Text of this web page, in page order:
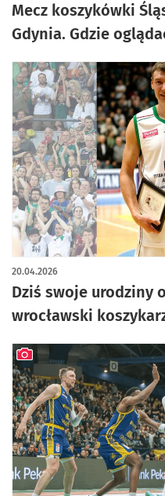
Mecz koszykówki
Gdynia. Gdzie
Dziś swoje urodziny
wrocławski
20.04.2026